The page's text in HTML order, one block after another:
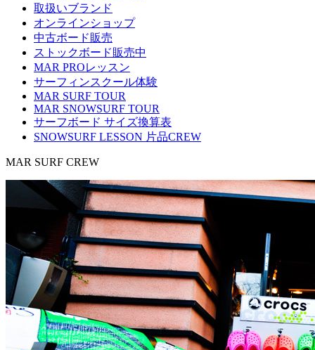
取扱いブランド
オンラインショップ
中古ボード販売
ストックボード販売中
MAR PROレッスン
サーフィンスクール体験
MAR SURF TOUR
MAR SNOWSURF TOUR
サーフボード サイズ換算表
SNOWSURF LESSON 片品CREW
MAR SURF CREW